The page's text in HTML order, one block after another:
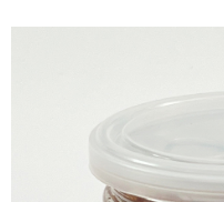
แผนกสินค้า